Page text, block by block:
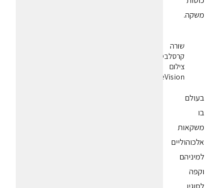
משקה.
שורה
קרסלבסקי.
צילום
LeVision
בעולם
בו
משקאות
אלכוהוליים
למיניהם
וקפה